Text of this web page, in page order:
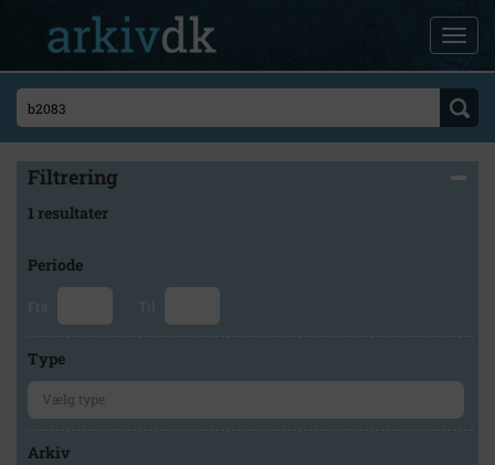
Filtrering
1 resultater
Periode
Fra Til
Type
Arkiv